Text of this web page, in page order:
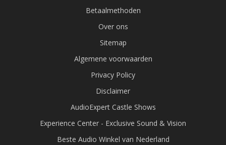
Betaalmethoden
Over ons
Sitemap
Algemene voorwaarden
Privacy Policy
Disclaimer
AudioExpert Castle Shows
Experience Center - Exclusive Sound & Vision
Beste Audio Winkel van Nederland